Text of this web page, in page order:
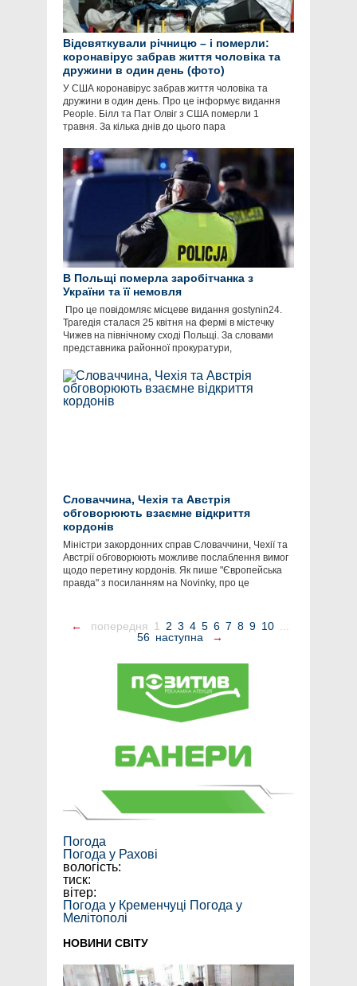
Відсвяткували річницю – і померли:
коронавірус забрав життя чоловіка та
дружини в один день (фото)
У США коронавірус забрав життя чоловіка та
дружини в один день. Про це інформує видання
People. Білл та Пат Олвіг з США померли 1
травня. За кілька днів до цього пара
В Польщі померла заробітчанка з
України та її немовля
​​​​ Про це повідомляє місцеве видання gostynin24.
Трагедія сталася 25 квітня на фермі в містечку
Чижев на північному сході Польщі. За словами
представника районної прокуратури,
Словаччина, Чехія та Австрія
обговорюють взаємне відкриття
кордонів
Міністри закордонних справ Словаччини, Чехії та
Австрії обговорюють можливе послаблення вимог
щодо перетину кордонів. Як пише "Європейська
правда" з посиланням на Novinky, про це
← попередня 1 2 3 4 5 6 7 8 9 10
56 наступна →
Погода
Погода у Рахові
вологість:
тиск:
вітер:
Погода у Кременчуці Погода у
Мелітополі
НОВИНИ СВІТУ